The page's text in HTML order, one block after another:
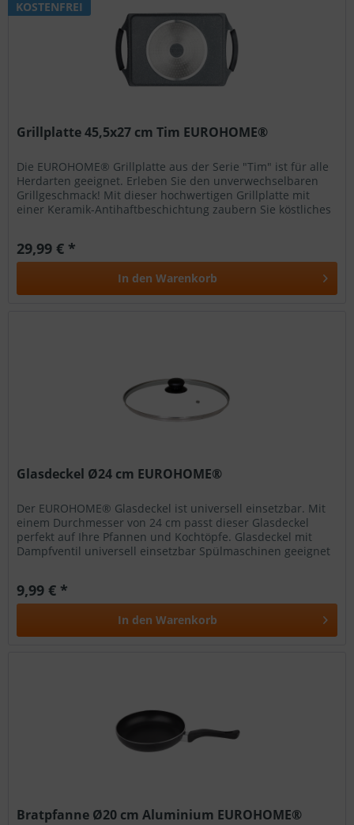
KOSTENFREI
Grillplatte 45,5x27 cm Tim EUROHOME®
Die EUROHOME® Grillplatte aus der Serie "Tim" ist für alle
Herdarten geeignet. Erleben Sie den unverwechselbaren
Grillgeschmack! Mit dieser hochwertigen Grillplatte mit
einer Keramik-Antihaftbeschichtung zaubern Sie köstliches
29,99 € *
In den Warenkorb
Glasdeckel Ø24 cm EUROHOME®
Der EUROHOME® Glasdeckel ist universell einsetzbar. Mit
einem Durchmesser von 24 cm passt dieser Glasdeckel
perfekt auf Ihre Pfannen und Kochtöpfe. Glasdeckel mit
Dampfventil universell einsetzbar Spülmaschinen geeignet
9,99 € *
In den Warenkorb
Bratpfanne Ø20 cm Aluminium EUROHOME®